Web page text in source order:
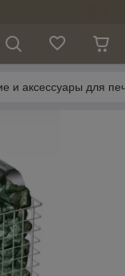
и аксессуары для